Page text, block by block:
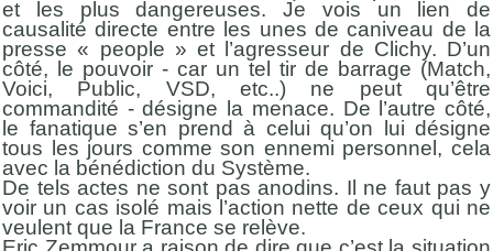
et les plus dangereuses. Je vois un lien de
causalité directe entre les unes de caniveau de la
presse « people » et l’agresseur de Clichy. D’un
côté, le pouvoir - car un tel tir de barrage (Match,
Voici, Public, VSD, etc..) ne peut qu’être
commandité - désigne la menace. De l’autre côté,
le fanatique s’en prend à celui qu’on lui désigne
tous les jours comme son ennemi personnel, cela
avec la bénédiction du Système.
De tels actes ne sont pas anodins. Il ne faut pas y
voir un cas isolé mais l’action nette de ceux qui ne
veulent que la France se relève.